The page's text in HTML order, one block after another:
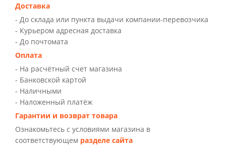
Доставка
- До склада или пункта выдачи компании-перевозчика
- Курьером адресная доставка
- До почтомата
Оплата
- На расчётный счет магазина
- Банковской картой
- Наличными
- Наложенный платёж
Гарантии и возврат товара
Ознакомьтесь с условиями магазина в
соответствующем разделе сайта